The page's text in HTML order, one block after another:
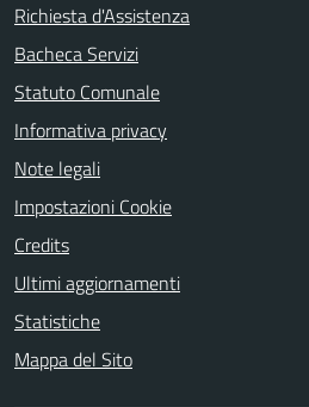
Richiesta d'Assistenza
Bacheca Servizi
Statuto Comunale
Informativa privacy
Note legali
Impostazioni Cookie
Credits
Ultimi aggiornamenti
Statistiche
Mappa del Sito